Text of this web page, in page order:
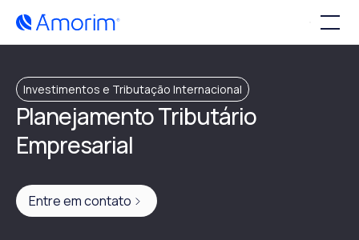
Investimentos e Tributação Internacional
Planejamento Tributário
Empresarial
Entre em contato